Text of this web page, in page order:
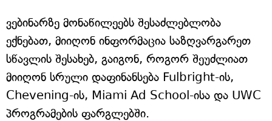
ვებინარზე მონაწილეებს შესაძლებლობა
ექნებათ, მიიღონ ინფორმაცია საზღვარგარეთ
სწავლის შესახებ, გაიგონ, როგორ შეუძლიათ
მიიღონ სრული დაფინანსება Fulbright-ის,
Chevening-ის, Miami Ad School-ისა და UWC
პროგრამების ფარგლებში.